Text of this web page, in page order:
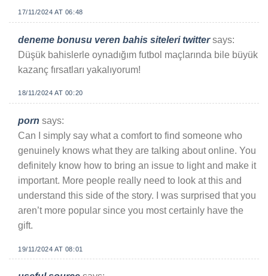
17/11/2024 AT 06:48
deneme bonusu veren bahis siteleri twitter says:
Düşük bahislerle oynadığım futbol maçlarında bile büyük
kazanç fırsatları yakalıyorum!
18/11/2024 AT 00:20
porn says:
Can I simply say what a comfort to find someone who
genuinely knows what they are talking about online. You
definitely know how to bring an issue to light and make it
important. More people really need to look at this and
understand this side of the story. I was surprised that you
aren’t more popular since you most certainly have the
gift.
19/11/2024 AT 08:01